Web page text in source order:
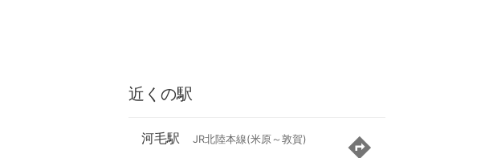
近くの駅
河毛駅 JR北陸本線(米原～敦賀)